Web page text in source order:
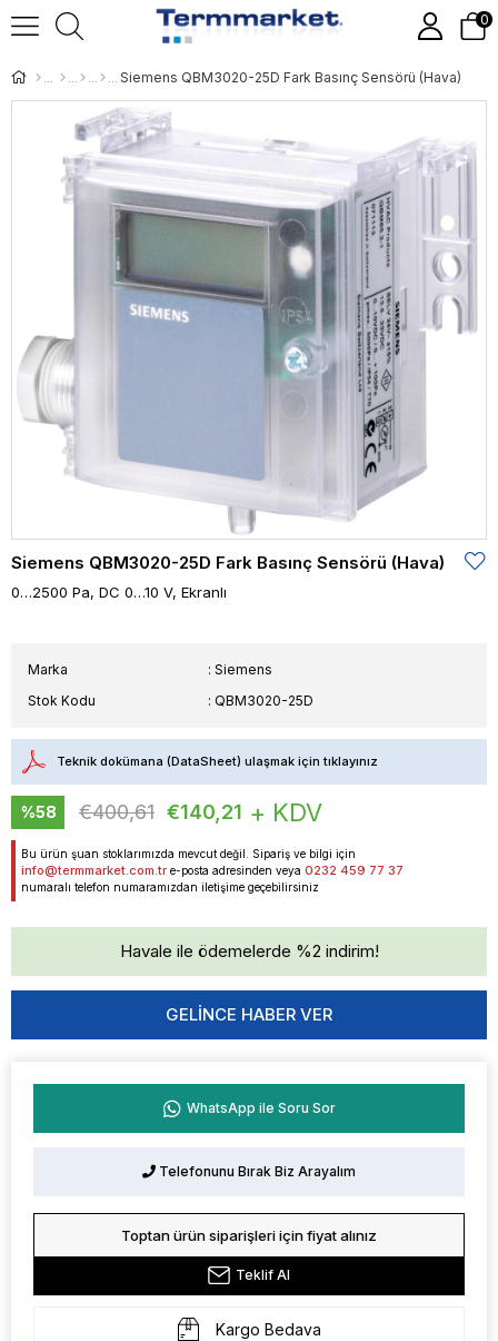
0
Siemens QBM3020-25D Fark Basınç Sensörü (Hava)
Siemens QBM3020-25D Fark Basınç Sensörü (Hava)
0…2500 Pa, DC 0…10 V, Ekranlı
Marka : Siemens
Stok Kodu
QBM3020-25D
Teknik dokümana (DataSheet) ulaşmak için tıklayınız
%58
İndirim
€400,61 €140,21 + KDV
Bu ürün şuan stoklarımızda mevcut değil. Sipariş ve bilgi için
info@termmarket.com.tr e-posta adresinden veya 0232 459 77 37
numaralı telefon numaramızdan iletişime geçebilirsiniz
Havale ile ödemelerde %2 indirim!
GELINCE HABER VER
WhatsApp ile Soru Sor
Telefonunu Bırak Biz Arayalım
Toptan ürün siparişleri için fiyat alınız
Teklif Al
Kargo Bedava